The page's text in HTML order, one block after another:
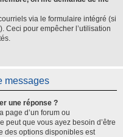
via le formulaire intégré (si
Ceci pour empêcher l’utilisation
messages
une réponse ?
page d’un forum ou
peut que vous ayez besoin d’être
des options disponibles est